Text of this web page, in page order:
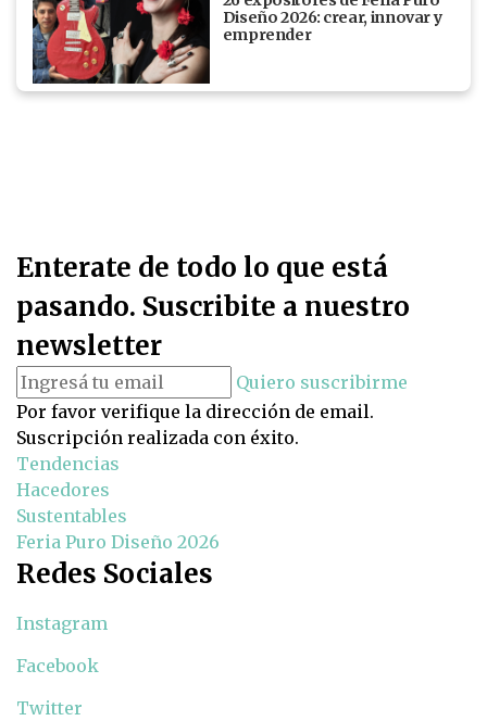
Diseño 2026: crear, innovar y
emprender
Enterate de todo lo que está
pasando. Suscribite a nuestro
newsletter
Quiero suscribirme
Por favor verifique la dirección de email.
Suscripción realizada con éxito.
Tendencias
Hacedores
Sustentables
Feria Puro Diseño 2026
Redes Sociales
Instagram
Facebook
Twitter